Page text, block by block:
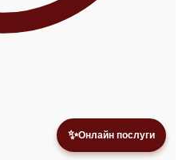
✨Онлайн послуги